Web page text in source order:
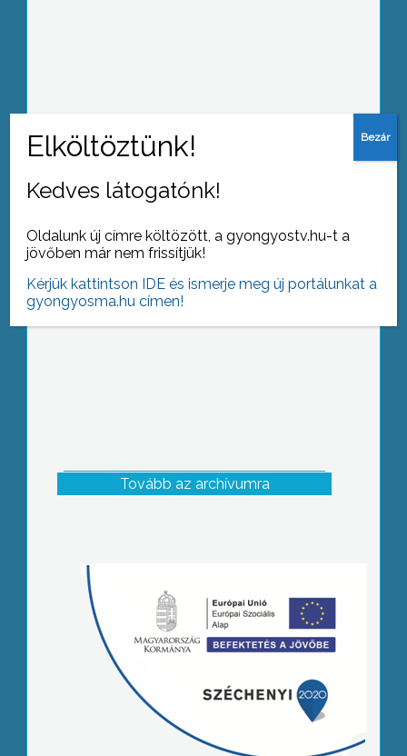
minden megyében önálló listát és
egyéni jelölteket kíván állítani a
szegények és a munkások
képviseletére – mondta a párt elnöke
Gyöngyösön
Tovább az archívumra
Kedves látogatónk!
Oldalunk új címre költözött, a gyongyostv.hu-t a
jövőben már nem frissítjük!
Kérjük kattintson IDE és ismerje meg új portálunkat a
gyongyosma.hu címen!